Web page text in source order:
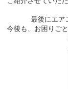
最後にエア
今後も、お困りご